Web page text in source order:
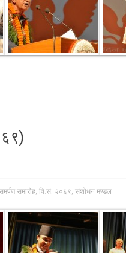
समारोह, वि.सं. २०६९, संशोधन मण्डल